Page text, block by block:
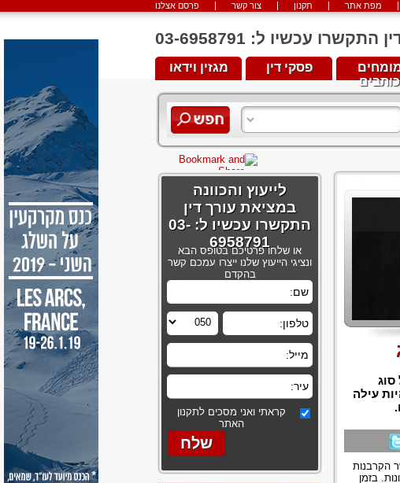
פרסם אצלנו צור קשר תקנון מפת אתר
עכשיו ל: 03-6958791
מגזין וידאו פסקי דין
כותבים
סוג
עילה
הקרבנות
בזמן
לייעוץ והכוונה
במציאת עורך דין
התקשרו עכשיו ל: 03-
6958791
או שלחו פרטיכם בטופס הבא
ונציגי הייעוץ שלנו ייצרו עמכם קשר
בהקדם
קראתי ואני מסכים לתקנון
האתר